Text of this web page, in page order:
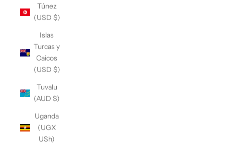
Túnez
(USD $)
Islas
Turcas y
Caicos
(USD $)
Tuvalu
(AUD $)
Uganda
(UGX
USh)